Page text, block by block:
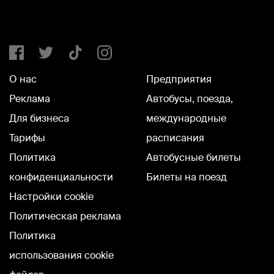
О нас
Реклама
Для бизнеса
Тарифы
Политика
конфиденциальности
Настройки cookie
Политическая реклама
Политика
использования cookie
Предприятия
Автобусы, поезда,
международные
расписания
Автобусные билеты
Билеты на поезд